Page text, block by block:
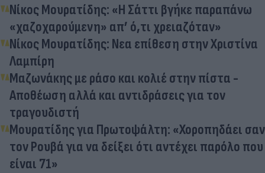
Νίκος Μουρατίδης: «Η Σάττι βγήκε παραπάνω
«χαζοχαρούμενη» απ’ ό,τι χρειαζόταν»
Νίκος Μουρατίδης: Νεα επίθεση στην Χριστίνα
Λαμπίρη
Μαζωνάκης με ράσο και κολιέ στην πίστα -
Αποθέωση αλλά και αντιδράσεις για τον
τραγουδιστή
Μουρατίδης για Πρωτοψάλτη: «Χοροπηδάει σαν
τον Ρουβά για να δείξει ότι αντέχει παρόλο που
είναι 71»